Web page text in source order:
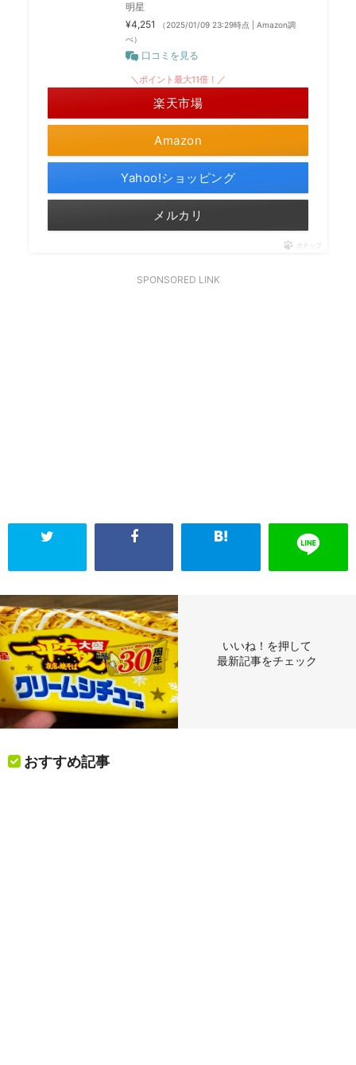
明星
¥4,251
（2025/01/09 23:29時点 | Amazon調
べ）
口コミを見る
Amazon
＼ポイント最大11倍！／
楽天市場
Yahoo!ショッピング
メルカリ
ポチップ
SPONSORED LINK
いいね！を押して
最新記事をチェック
おすすめ記事